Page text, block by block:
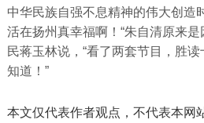
中华民族自强不息精神的伟大创造
活在扬州真幸福啊！“朱自清原来
民蒋玉林说，“看了两套节目，胜
知道！”
本文仅代表作者观点，不代表本网